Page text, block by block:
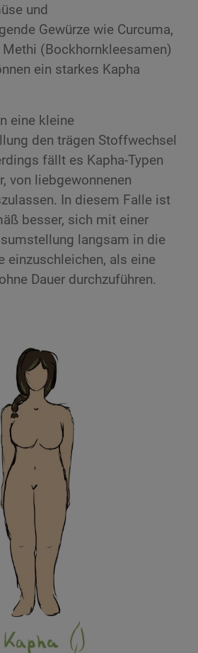
und
Gewürze wie Curcuma,
Methi (Bockhornkleesamen)
ein starkes Kapha
eine kleine
den trägen Stoffwechsel
fällt es Kapha-Typen
von liebgewonnenen
In diesem Falle ist
besser, sich mit einer
langsam in die
einzuschleichen, als eine
Dauer durchzuführen.